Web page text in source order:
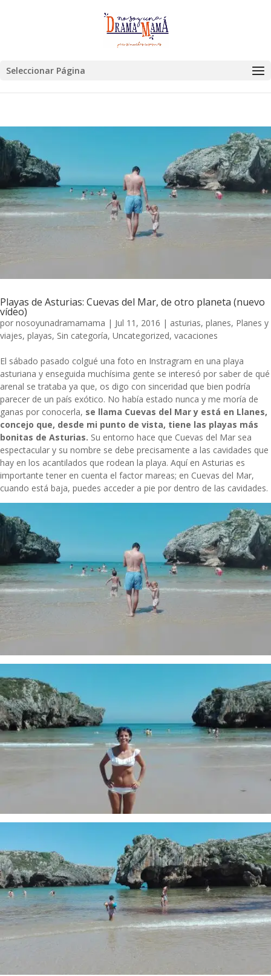
Seleccionar Página
Playas de Asturias: Cuevas del Mar, de otro planeta (nuevo
vídeo)
por nosoyunadramamama | Jul 11, 2016 | asturias, planes, Planes y
viajes, playas, Sin categoría, Uncategorized, vacaciones
El sábado pasado colgué una foto en Instragram en una playa
asturiana y enseguida muchísima gente se interesó por saber de qué
arenal se trataba ya que, os digo con sinceridad que bien podría
parecer de un país exótico. No había estado nunca y me moría de
ganas por conocerla, se llama Cuevas del Mar y está en Llanes,
concejo que, desde mi punto de vista, tiene las playas más
bonitas de Asturias. Su entorno hace que Cuevas del Mar sea
espectacular y su nombre se debe precisamente a las cavidades que
hay en los acantilados que rodean la playa. Aquí en Asturias es
importante tener en cuenta el factor mareas; en Cuevas del Mar,
cuando está baja, puedes acceder a pie por dentro de las cavidades.